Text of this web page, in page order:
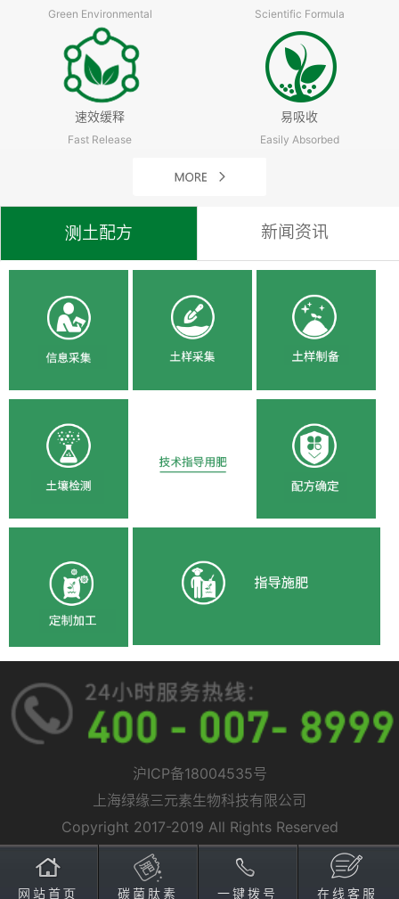
Green Environmental Scientific Formula
速效缓释
Fast Release
易吸收
Easily Absorbed
测土配方 新闻资讯
沪ICP备18004535号
上海绿缘三元素生物科技有限公司
Copyright 2017-2019 All Rights Reserved
网站首页 碳菌肽素 一键拨号 在线客服